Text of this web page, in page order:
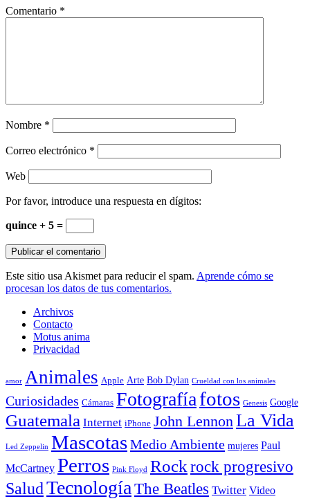
Comentario *
Nombre *
Correo electrónico *
Web
Por favor, introduce una respuesta en dígitos:
quince + 5 =
Este sitio usa Akismet para reducir el spam. Aprende cómo se
procesan los datos de tus comentarios.
Archivos
Contacto
Motus anima
Privacidad
amor Animales Apple Arte Bob Dylan Crueldad con los animales
Curiosidades Cámaras Fotografíafotos Genesis Google
Guatemala Internet iPhone John LennonLa Vida
Led Zeppelin MascotasMedio Ambiente mujeres Paul
McCartney Perros Pink Floyd Rockrock progresivo
SaludTecnologíaThe Beatles Twitter Video